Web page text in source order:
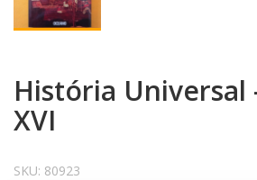
História Universal
XVI
SKU: 80923